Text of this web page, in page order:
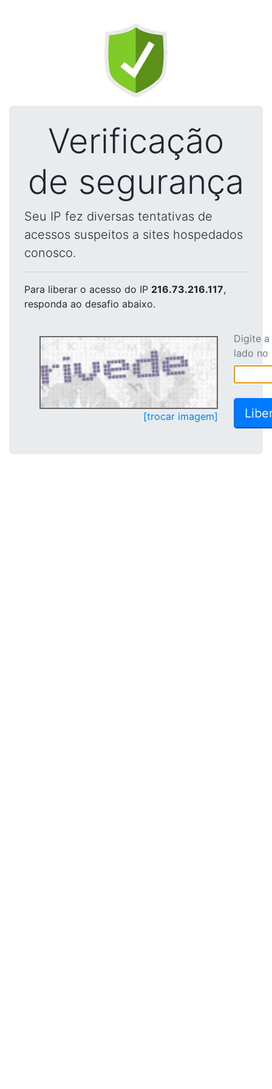
Verificação
de segurança
Seu IP fez diversas tentativas de
acessos suspeitos a sites hospedados
conosco.
Para liberar o acesso do IP 216.73.216.117,
responda ao desafio abaixo.
[trocar imagem]
Digite
lado no